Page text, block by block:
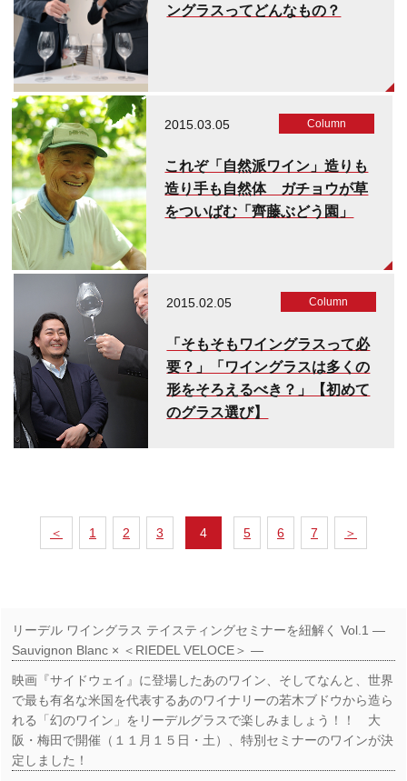
ングラスってどんなもの？
2015.03.05 Column
これぞ「自然派ワイン」造りも
造り手も自然体 ガチョウが草
をついばむ「齊藤ぶどう園」
2015.02.05 Column
「そもそもワイングラスって必
要？」「ワイングラスは多くの
形をそろえるべき？」【初めて
のグラス選び】
＜ 1 2 3 4 5 6 7 ＞
リーデル ワイングラス テイスティングセミナーを紐解く Vol.1 ―
Sauvignon Blanc × ＜RIEDEL VELOCE＞ ―
映画『サイドウェイ』に登場したあのワイン、そしてなんと、世界
で最も有名な米国を代表するあのワイナリーの若木ブドウから造ら
れる「幻のワイン」をリーデルグラスで楽しみましょう！！ 大
阪・梅田で開催（１１月１５日・土）、特別セミナーのワインが決
定しました！